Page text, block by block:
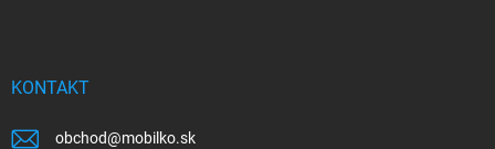
KONTAKT
obchod@mobilko.sk